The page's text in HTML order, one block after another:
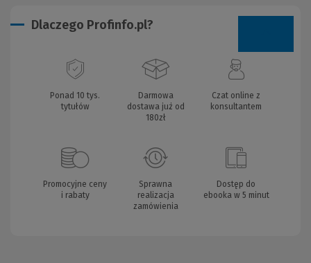
Dlaczego Profinfo.pl?
Ponad 10 tys.
tytułów
Darmowa
dostawa już od
180zł
Czat online z
konsultantem
Promocyjne ceny
i rabaty
Sprawna
realizacja
zamówienia
Dostęp do
ebooka w 5 minut